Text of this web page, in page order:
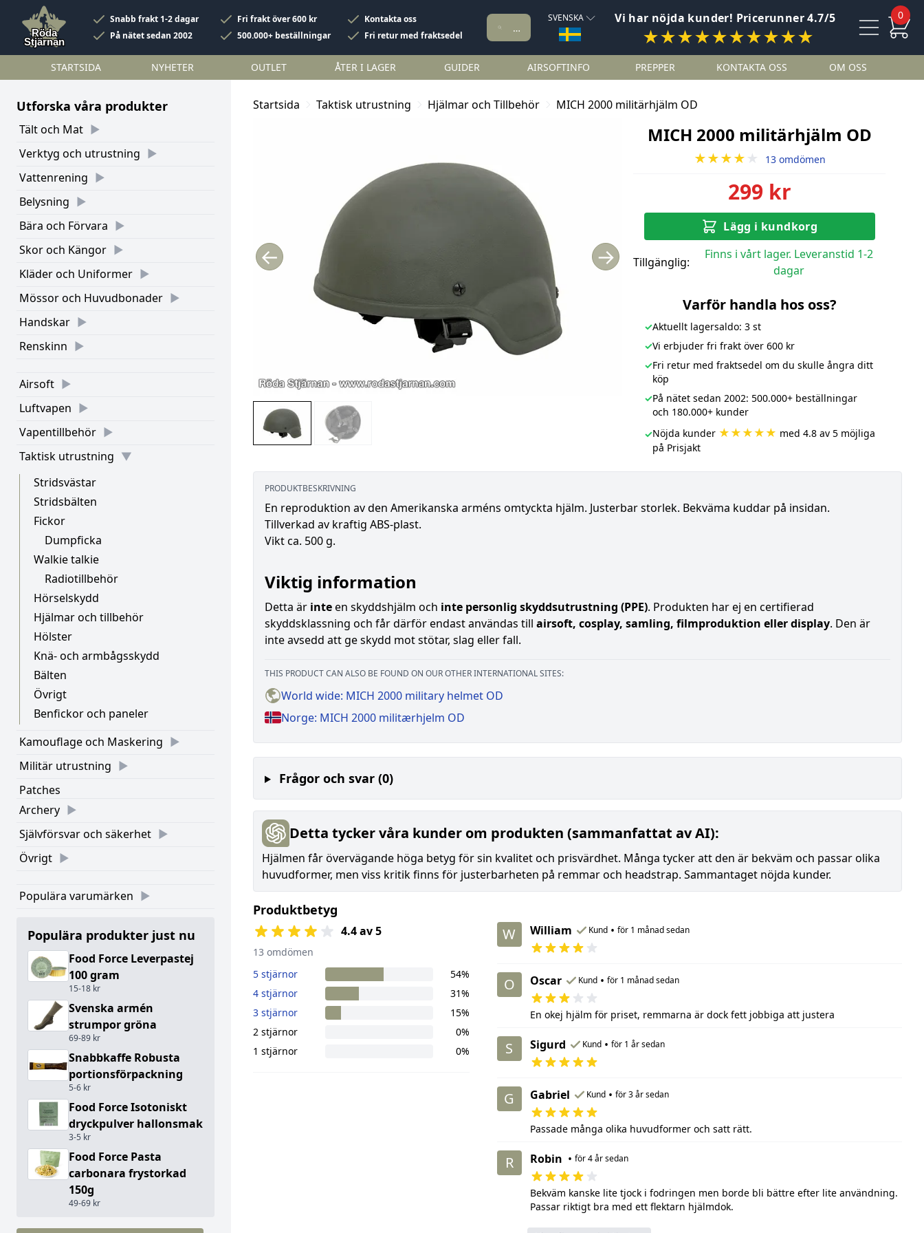
Snabb frakt 1-2 dagar Fri frakt över 600 kr
Kontakta oss
På nätet sedan 2002
500.000+ beställningar Fri retur med fraktsedel
SVENSKA Vi har nöjda kunder! Pricerunner 4.7/5
★★★★★★★★★★
0
STARTSIDA NYHETER OUTLET ÅTER I LAGER GUIDER AIRSOFTINFO PREPPER KONTAKTA OSS OM OSS
Utforska våra produkter
Tält och Mat
Verktyg och utrustning
Vattenrening
Belysning
Bära och Förvara
Skor och Kängor
Kläder och Uniformer
Mössor och Huvudbonader
Handskar
Renskinn
Airsoft
Luftvapen
Vapentillbehör
Taktisk utrustning
Stridsvästar
Stridsbälten
Fickor
Dumpficka
Walkie talkie
Radiotillbehör
Hörselskydd
Hjälmar och tillbehör
Hölster
Knä- och armbågsskydd
Bälten
Övrigt
Benfickor och paneler
Kamouflage och Maskering
Militär utrustning
Patches
Archery
Självförsvar och säkerhet
Övrigt
Populära varumärken
Populära produkter just nu
Food Force Leverpastej
100 gram
15-18 kr
Svenska armén
strumpor gröna
69-89 kr
Snabbkaffe Robusta
portionsförpackning
5-6 kr
Food Force Isotoniskt
dryckpulver hallonsmak
3-5 kr
Food Force Pasta
carbonara frystorkad
150g
49-69 kr
Startsida Taktisk utrustning Hjälmar och Tillbehör MICH 2000 militärhjälm OD
← →
MICH 2000 militärhjälm OD
★★★★ ★ 13 omdömen
299 kr
Lägg i kundkorg
Tillgänglig:
Finns i vårt lager. Leveranstid 1-2
dagar
Varför handla hos oss?
✓Aktuellt lagersaldo: 3 st
✓Vi erbjuder fri frakt över 600 kr
✓Fri retur med fraktsedel om du skulle ångra ditt
köp
✓På nätet sedan 2002: 500.000+ beställningar
och 180.000+ kunder
✓Nöjda kunder ★★★★★ med 4.8 av 5 möjliga
på Prisjakt
PRODUKTBESKRIVNING
En reproduktion av den Amerikanska arméns omtyckta hjälm. Justerbar storlek. Bekväma kuddar på insidan.
Tillverkad av kraftig ABS-plast.
Vikt ca. 500 g.
Viktig information
Detta är inteen skyddshjälm och inte personlig skyddsutrustning (PPE). Produkten har ej en certifierad
skyddsklassning och får därför endast användas till airsoft, cosplay, samling, filmproduktion eller display. Den är
inte avsedd att ge skydd mot stötar, slag eller fall.
THIS PRODUCT CAN ALSO BE FOUND ON OUR OTHER INTERNATIONAL SITES:
World wide: MICH 2000 military helmet OD
Norge: MICH 2000 militærhjelm OD
Frågor och svar (0)
Detta tycker våra kunder om produkten (sammanfattat av AI):
Hjälmen får övervägande höga betyg för sin kvalitet och prisvärdhet. Många tycker att den är bekväm och passar olika
huvudformer, men viss kritik finns för justerbarheten på remmar och headstrap. Sammantaget nöjda kunder.
Produktbetyg
4.4 av 5
13 omdömen
5 stjärnor
54%
4 stjärnor
31%
3 stjärnor
15%
2 stjärnor
0%
1 stjärnor
0%
W William Kund • för 1 månad sedan
O Oscar Kund • för 1 månad sedan
En okej hjälm för priset, remmarna är dock fett jobbiga att justera
S Sigurd Kund • för 1 år sedan
G Gabriel Kund • för 3 år sedan
Passade många olika huvudformer och satt rätt.
R Robin • för 4 år sedan
Bekväm kanske lite tjock i fodringen men borde bli bättre efter lite användning.
Passar riktigt bra med ett flektarn hjälmdok.